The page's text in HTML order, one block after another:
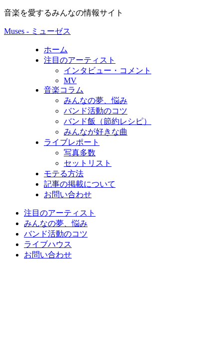
音楽を愛するみんなの情報サイト
Muses - ミューゼス
ホーム
注目のアーティスト
インタビュー・コメント
MV
音楽コラム
みんなの夢、悩み
バンド活動のコツ
バンド飯（節約レシピ）
みんなが好きな曲
ライブレポート
写真多数
セットリスト
モテる方法
記事の掲載について
お問い合わせ
注目のアーティスト
みんなの夢、悩み
バンド活動のコツ
ライブハウス
お問い合わせ